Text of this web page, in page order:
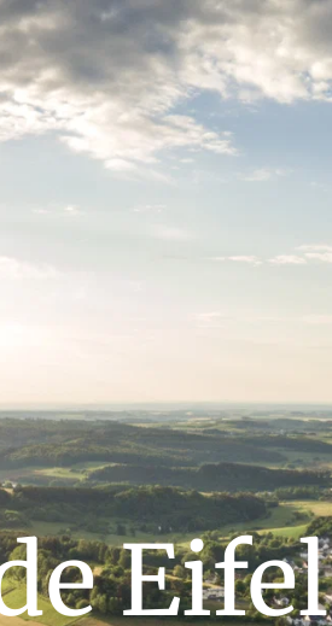
Eifel